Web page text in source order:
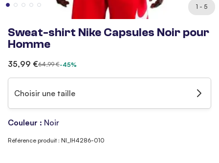
1 - 5
Sweat-shirt Nike Capsules Noir pour
Homme
35,99 €64,99 €-45%
Choisir une taille
Couleur : Noir
Référence produit : NI_IH4286-010